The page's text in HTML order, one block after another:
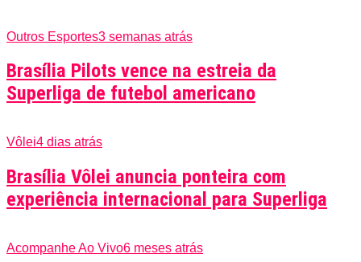
Outros Esportes3 semanas atrás
Brasília Pilots vence na estreia da
Superliga de futebol americano
Vôlei4 dias atrás
Brasília Vôlei anuncia ponteira com
experiência internacional para Superliga
Acompanhe Ao Vivo6 meses atrás